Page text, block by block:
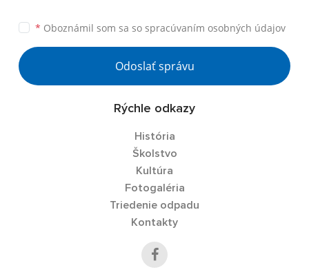
* Oboznámil som sa so spracúvaním osobných údajov
Odoslať správu
Rýchle odkazy
História
Školstvo
Kultúra
Fotogaléria
Triedenie odpadu
Kontakty